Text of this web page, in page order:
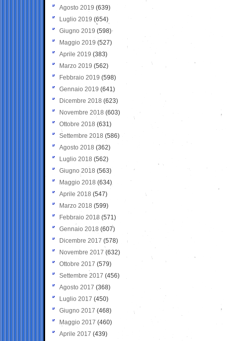
Agosto 2019 (639)
Luglio 2019 (654)
Giugno 2019 (598)
Maggio 2019 (527)
Aprile 2019 (383)
Marzo 2019 (562)
Febbraio 2019 (598)
Gennaio 2019 (641)
Dicembre 2018 (623)
Novembre 2018 (603)
Ottobre 2018 (631)
Settembre 2018 (586)
Agosto 2018 (362)
Luglio 2018 (562)
Giugno 2018 (563)
Maggio 2018 (634)
Aprile 2018 (547)
Marzo 2018 (599)
Febbraio 2018 (571)
Gennaio 2018 (607)
Dicembre 2017 (578)
Novembre 2017 (632)
Ottobre 2017 (579)
Settembre 2017 (456)
Agosto 2017 (368)
Luglio 2017 (450)
Giugno 2017 (468)
Maggio 2017 (460)
Aprile 2017 (439)